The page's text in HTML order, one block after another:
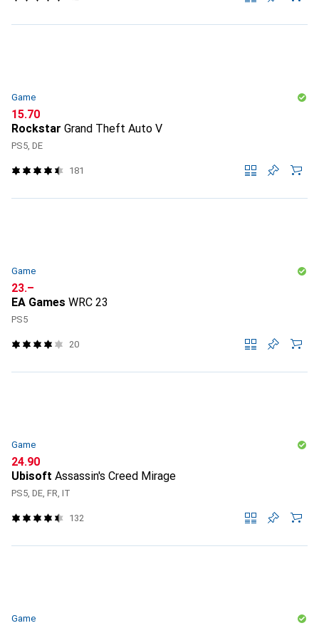
Game
CHF
15.70
Rockstar Grand Theft Auto V
PS5, DE
181
Game
CHF
23.–
EA Games WRC 23
PS5
20
Game
CHF
24.90
Ubisoft Assassin's Creed Mirage
PS5, DE, FR, IT
132
Game